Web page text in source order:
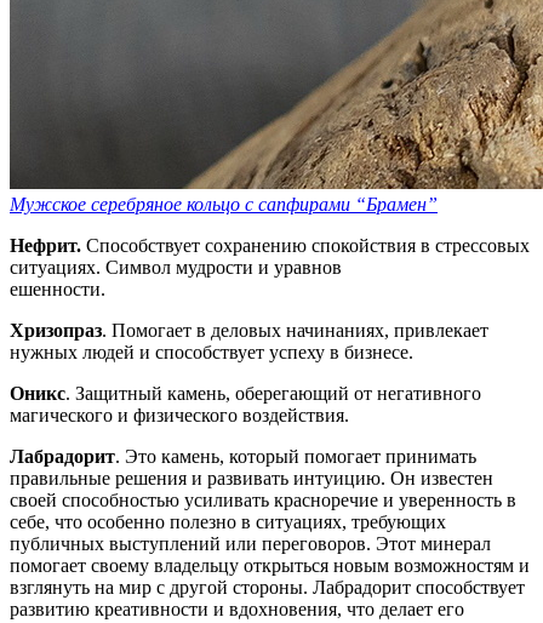
Мужское серебряное кольцо с сапфирами “Брамен”
Нефрит. Способствует сохранению спокойствия в стрессовых
ситуациях. Символ мудрости и уравнов
ешенности.
Хризопраз. Помогает в деловых начинаниях, привлекает
нужных людей и способствует успеху в бизнесе.
Оникс. Защитный камень, оберегающий от негативного
магического и физического воздействия.
Лабрадорит. Это камень, который помогает принимать
правильные решения и развивать интуицию. Он известен
своей способностью усиливать красноречие и уверенность в
себе, что особенно полезно в ситуациях, требующих
публичных выступлений или переговоров. Этот минерал
помогает своему владельцу открыться новым возможностям и
взглянуть на мир с другой стороны. Лабрадорит способствует
развитию креативности и вдохновения, что делает его